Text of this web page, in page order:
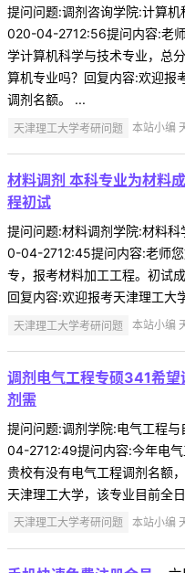
提问问题:调剂咨询学院:计算
020-04-2712:56提问内容:老
学计算机科学与技术专业，总
算机专业吗？回复内容:欢迎报
调剂名额。 ...
天津理工大学考研问题 本站小编
材料调剂 本科专业为材料
程初试
提问问题:材料调剂学院:材料
0-04-2712:45提问内容:老师
专，报考材料加工工程。初试
回复内容:欢迎报考天津理工大
天津理工大学考研问题 本站小编
调剂电气工程专硕341希望
剂需
提问问题:调剂学院:电气工程
04-2712:49提问内容:今年电
贵校有没有电气工程调剂名额
天津理工大学，该专业目前全
天津理工大学考研问题 本站小编